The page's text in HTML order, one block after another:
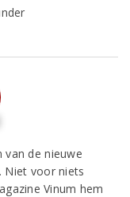
van de nieuwe
Niet voor niets
Vinum hem